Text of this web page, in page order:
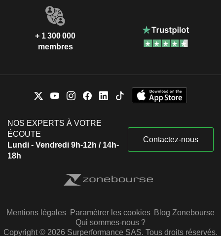
+ 1 300 000
membres
NOS EXPERTS À VOTRE
ÉCOUTE
Lundi - Vendredi 9h-12h / 14h-
18h
Contactez-nous
Mentions légales Paramétrer les cookies Blog Zonebourse
Qui sommes-nous ?
Copyright © 2026 Surperformance SAS. Tous droits réservés.